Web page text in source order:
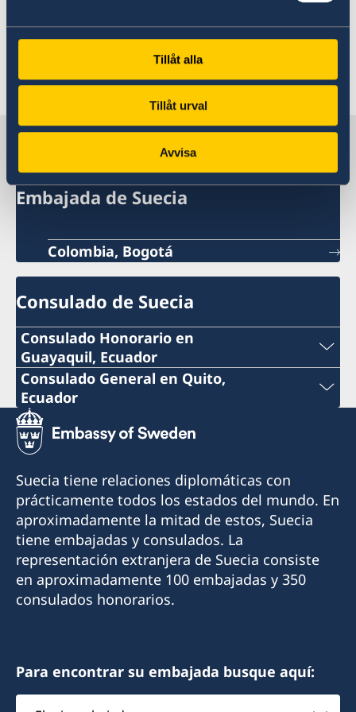
Tillåt alla
Tillåt urval
Avvisa
www.swedenabroad.com/bogota
Última actualización 02 nov 2023, 9.36
Suecia en Ecuador
Embajada de Suecia
Colombia, Bogotá
Consulado de Suecia
Consulado Honorario en
Guayaquil, Ecuador
Teléfono:
+593 4 3951777
Correo:
consuladosueciaguayaquil@gmail.com
Dirección: Ivan Bohman, Km. 6 1/2 Vía Daule
Horario de atención: Lunes a viernes de 09:00-
11:00 con cita previa mediante correo
electrónico
Johanna Bohman
Consulado General en Quito,
Ecuador
Teléfono:
+593 2 3413888 ext 122
Correo:
consuladosuecoquito@gmail.com
Dirección: Calle OE11 61-96 y OE10, Bellavista
Alta, Cotocollao, Quito
Cónsul:
Ola Ernberg
Suecia tiene relaciones diplomáticas con
prácticamente todos los estados del mundo. En
aproximadamente la mitad de estos, Suecia
tiene embajadas y consulados. La
representación extranjera de Suecia consiste
en aproximadamente 100 embajadas y 350
consulados honorarios.
Para encontrar su embajada busque aquí:
Elegir